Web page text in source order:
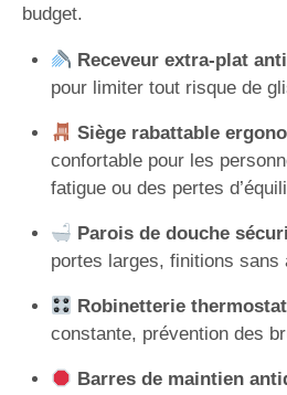
budget.
Receveur extra-plat
pour limiter tout risque de
Siège rabattable
confortable pour les
fatigue ou des pertes
Parois de douche
portes larges, finitions sans
Robinetterie
constante, prévention des
Barres de maintien